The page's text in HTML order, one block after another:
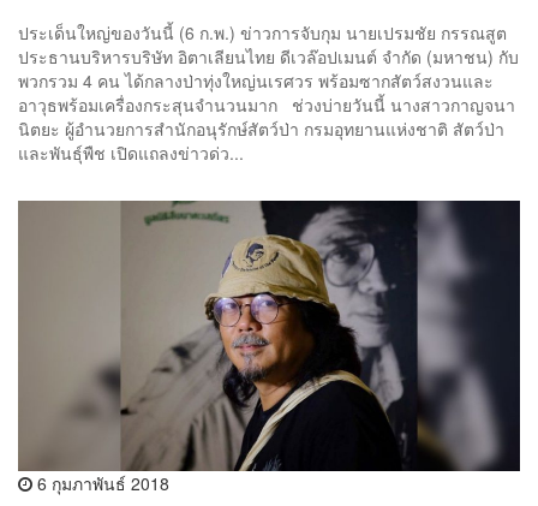
ประเด็นใหญ่ของวันนี้ (6 ก.พ.) ข่าวการจับกุม นายเปรมชัย กรรณสูต
ประธานบริหารบริษัท อิตาเลียนไทย ดีเวล๊อปเมนต์ จำกัด (มหาชน) กับ
พวกรวม 4 คน ได้กลางป่าทุ่งใหญ่นเรศวร พร้อมซากสัตว์สงวนและ
อาวุธพร้อมเครื่องกระสุนจำนวนมาก ช่วงบ่ายวันนี้ นางสาวกาญจนา
นิตยะ ผู้อำนวยการสำนักอนุรักษ์สัตว์ป่า กรมอุทยานแห่งชาติ สัตว์ป่า
และพันธุ์พืช เปิดแถลงข่าวด่ว...
6 กุมภาพันธ์ 2018